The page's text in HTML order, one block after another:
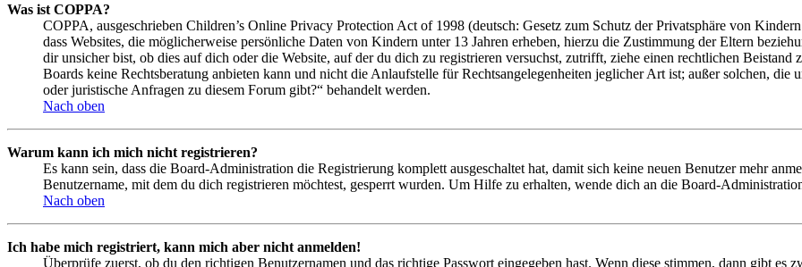
Was ist COPPA?
COPPA, ausgeschrieben Children’s Online Privacy Protection Act of 1998 (deutsch: Gesetz zum Schutz der Privatsphäre von
dass Websites, die möglicherweise persönliche Daten von Kindern unter 13 Jahren erheben, hierzu die Zustimmung der Eltern
dir unsicher bist, ob dies auf dich oder die Website, auf der du dich zu registrieren versuchst, zutrifft, ziehe einen rechtlichen
Boards keine Rechtsberatung anbieten kann und nicht die Anlaufstelle für Rechtsangelegenheiten jeglicher Art ist; außer solchen,
oder juristische Anfragen zu diesem Forum gibt?“ behandelt werden.
Nach oben
Warum kann ich mich nicht registrieren?
Es kann sein, dass die Board-Administration die Registrierung komplett ausgeschaltet hat, damit sich keine neuen Benutzer mehr
Benutzername, mit dem du dich registrieren möchtest, gesperrt wurden. Um Hilfe zu erhalten, wende dich an die Board-
Nach oben
Ich habe mich registriert, kann mich aber nicht anmelden!
Überprüfe zuerst, ob du den richtigen Benutzernamen und das richtige Passwort eingegeben hast. Wenn diese stimmen, dann gibt es